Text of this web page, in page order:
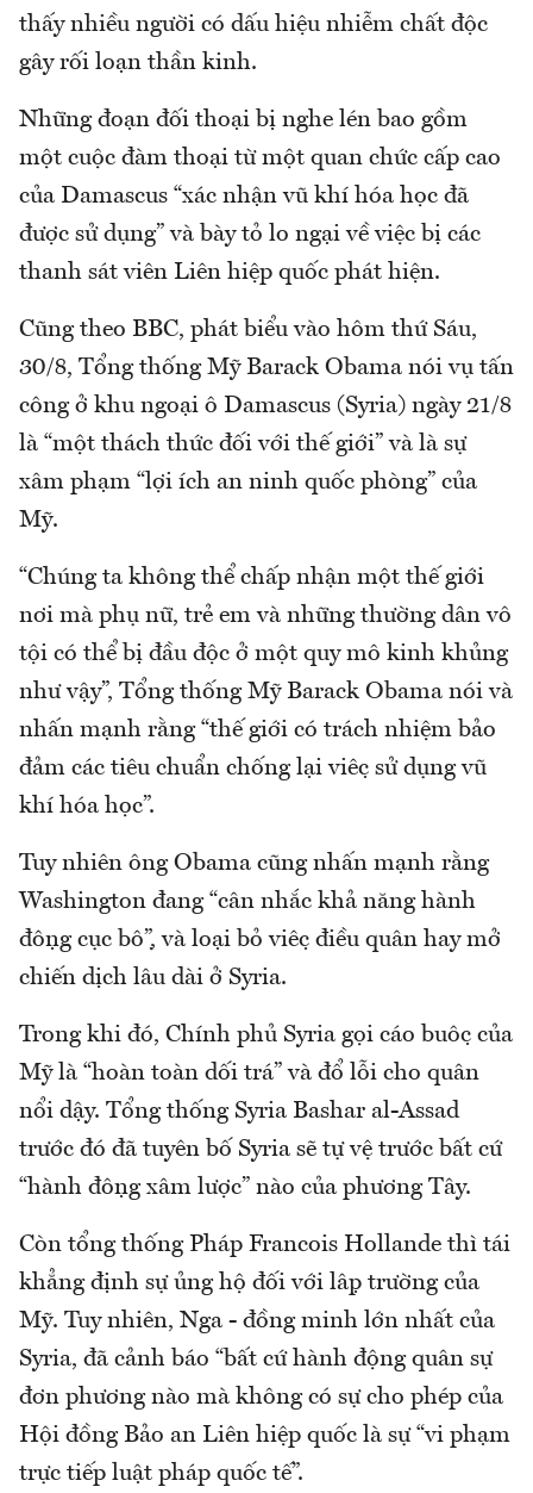
thấy nhiều người có dấu hiệu nhiễm chất độc
gây rối loạn thần kinh.
Những đoạn đối thoại bị nghe lén bao gồm
một cuộc đàm thoại từ một quan chức cấp cao
của Damascus “xác nhận vũ khí hóa học đã
được sử dụng” và bày tỏ lo ngại về việc bị các
thanh sát viên Liên hiệp quốc phát hiện.
Cũng theo BBC, phát biểu vào hôm thứ Sáu,
30/8, Tổng thống Mỹ Barack Obama nói vụ tấn
công ở khu ngoại ô Damascus (Syria) ngày 21/8
là “một thách thức đối với thế giới” và là sự
xâm phạm “lợi ích an ninh quốc phòng” của
Mỹ.
“Chúng ta không thể chấp nhận một thế giới
nơi mà phụ nữ, trẻ em và những thường dân vô
tội có thể bị đầu độc ở một quy mô kinh khủng
như vậy”, Tổng thống Mỹ Barack Obama nói và
nhấn mạnh rằng “thế giới có trách nhiệm bảo
đảm các tiêu chuẩn chống lại việc sử dụng vũ
khí hóa học”.
Tuy nhiên ông Obama cũng nhấn mạnh rằng
Washington đang “cân nhắc khả năng hành
động cục bộ”, và loại bỏ việc điều quân hay mở
chiến dịch lâu dài ở Syria.
Trong khi đó, Chính phủ Syria gọi cáo buộc của
Mỹ là “hoàn toàn dối trá” và đổ lỗi cho quân
nổi dậy. Tổng thống Syria Bashar al-Assad
trước đó đã tuyên bố Syria sẽ tự vệ trước bất cứ
“hành động xâm lược” nào của phương Tây.
Còn tổng thống Pháp Francois Hollande thì tái
khẳng định sự ủng hộ đối với lập trường của
Mỹ. Tuy nhiên, Nga - đồng minh lớn nhất của
Syria, đã cảnh báo “bất cứ hành động quân sự
đơn phương nào mà không có sự cho phép của
Hội đồng Bảo an Liên hiệp quốc là sự “vi phạm
trực tiếp luật pháp quốc tế”.